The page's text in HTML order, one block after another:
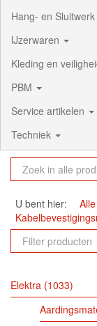
Hang- en Sluitwerk
IJzerwaren
Kleding en
PBM
Service artikelen
Techniek
U bent hier:
Elektra 1033